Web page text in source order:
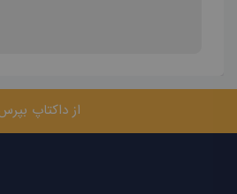
از داکتاپ